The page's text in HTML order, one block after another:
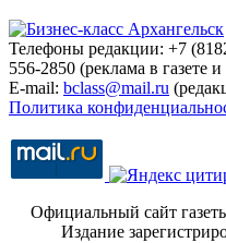
Телефоны редакции: +7
556-2850 (реклама в газете и
E-mail: bclass@mail.ru
Политика
Официальный сайт
Издание